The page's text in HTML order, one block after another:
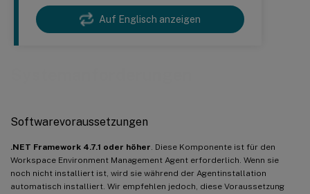
Auf Englisch anzeigen
Softwarevoraussetzungen
.NET Framework 4.7.1 oder höher . Diese Komponente ist für den
Workspace Environment Management Agent erforderlich. Wenn sie
noch nicht installiert ist, wird sie während der Agentinstallation
automatisch installiert. Wir empfehlen jedoch, diese Voraussetzung